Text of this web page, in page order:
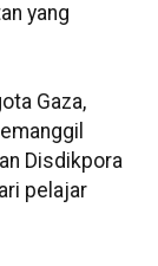
yang
Gaza,
Disdikpora
pelajar